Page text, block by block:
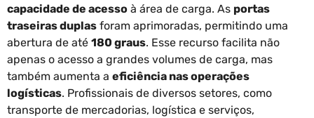
capacidade de acesso à área de carga. As portas
traseiras duplas foram aprimoradas, permitindo uma
abertura de até 180 graus. Esse recurso facilita não
apenas o acesso a grandes volumes de carga, mas
também aumenta a eficiência nas operações
logísticas. Profissionais de diversos setores, como
transporte de mercadorias, logística e serviços,